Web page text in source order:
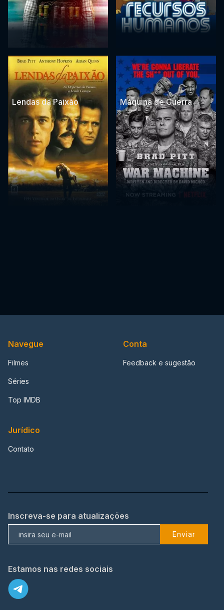
Lendas da Paixão Máquina de Guerra
Navegue
Filmes
Séries
Top IMDB
Conta
Feedback e sugestão
Jurídico
Contato
Inscreva-se para atualizações
Enviar
Estamos nas redes sociais